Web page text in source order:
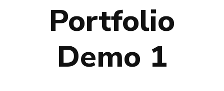
Portfolio
Demo 1